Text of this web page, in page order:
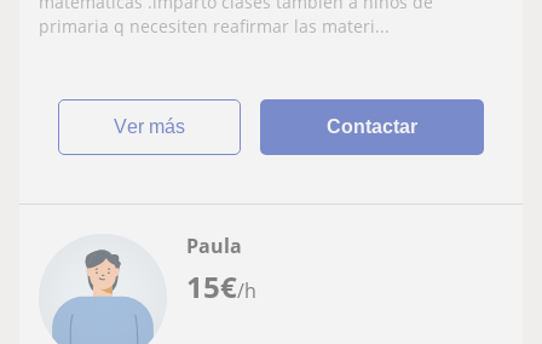
primaria q necesiten reafirmar las materi...
ver más Contactar
15€/h
Paula